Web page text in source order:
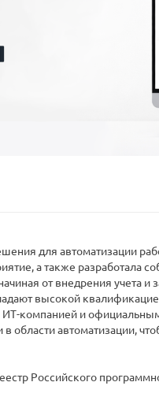
для автоматизации
а также разработала
от внедрения учета
высокой
компанией и
автоматизации,
Российского